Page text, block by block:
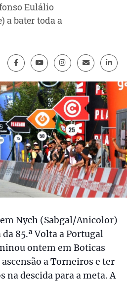
Eulálio
a bater toda a
Nych (Sabgal/Anicolor)
85.ª Volta a Portugal
ontem em Boticas
a Torneiros e ter
na descida para a meta. A